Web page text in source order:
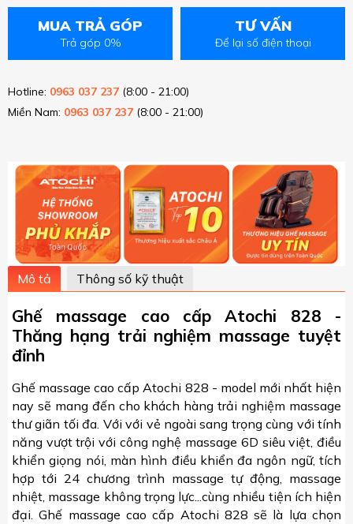
MUA TRẢ GÓP
Trả góp 0%
TƯ VẤN
Để lại số điện thoại
Hotline: 0963 037 237 (8:00 - 21:00)
Miền Nam: 0963 037 237 (8:00 - 21:00)
Mô tả Thông số kỹ thuật
Ghế massage cao cấp Atochi 828 -
Thăng hạng trải nghiệm massage tuyệt
đỉnh
Ghế massage cao cấp Atochi 828 - model mới nhất hiện
nay sẽ mang đến cho khách hàng trải nghiệm massage
thư giãn tối đa. Với với vẻ ngoài sang trọng cùng với tính
năng vượt trội với công nghệ massage 6D siêu việt, điều
khiển giọng nói, màn hình điều khiển đa ngôn ngữ, tích
hợp tới 24 chương trình massage tự động, massage
nhiệt, massage không trọng lực...cùng nhiều tiện ích hiện
đại. Ghế massage cao cấp Atochi 828 sẽ là lựa chọn